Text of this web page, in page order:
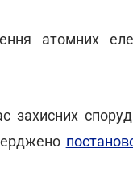
атомних